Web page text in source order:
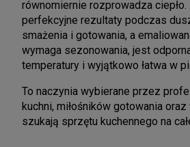
równomiernie rozprowadza
perfekcyjne rezultaty podczas
smażenia i gotowania, a
wymaga sezonowania, jest
temperatury i wyjątkowo łatwa w
To naczynia wybierane przez
kuchni, miłośników gotowania
szukają sprzętu kuchennego na